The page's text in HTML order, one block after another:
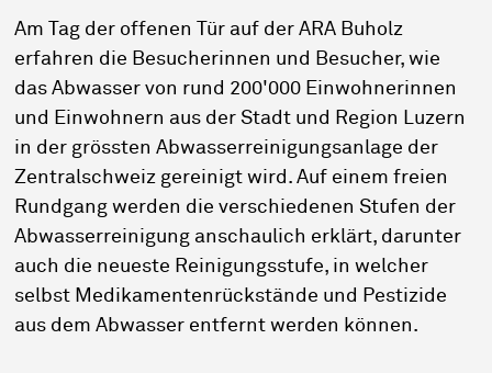
Am Tag der offenen Tür auf der ARA Buholz
erfahren die Besucherinnen und Besucher, wie
das Abwasser von rund 200'000 Einwohnerinnen
und Einwohnern aus der Stadt und Region Luzern
in der grössten Abwasserreinigungsanlage der
Zentralschweiz gereinigt wird. Auf einem freien
Rundgang werden die verschiedenen Stufen der
Abwasserreinigung anschaulich erklärt, darunter
auch die neueste Reinigungsstufe, in welcher
selbst Medikamentenrückstände und Pestizide
aus dem Abwasser entfernt werden können.